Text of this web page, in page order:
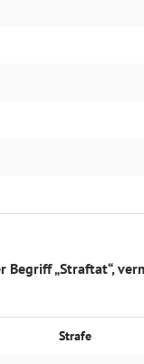
Begriff „Straftat“,
Strafe